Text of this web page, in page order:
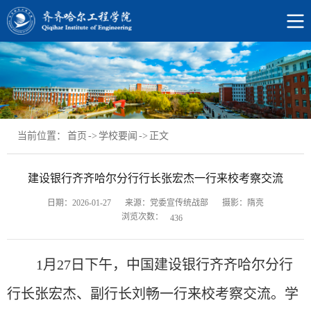
当前位置： 首页 -> 学校要闻 -> 正文
建设银行齐齐哈尔分行行长张宏杰一行来校考察交流
日期：2026-01-27 来源：党委宣传统战部
摄影：隋亮
浏览次数：
436
1月27日下午，中国建设银行齐齐哈尔分行
行长张宏杰、副行长刘畅一行来校考察交流。学